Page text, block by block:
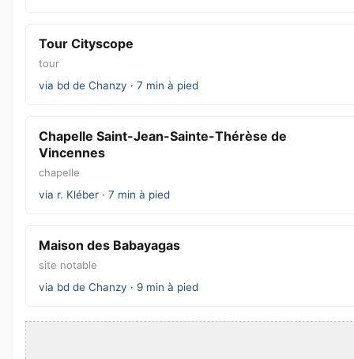
Tour Cityscope
tour
via bd de Chanzy · 7 min à pied
Chapelle Saint-Jean-Sainte-Thérèse de
Vincennes
chapelle
via r. Kléber · 7 min à pied
Maison des Babayagas
site notable
via bd de Chanzy · 9 min à pied